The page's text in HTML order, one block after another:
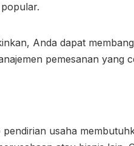
Anda dapat
pemesanan yang
pendirian usaha